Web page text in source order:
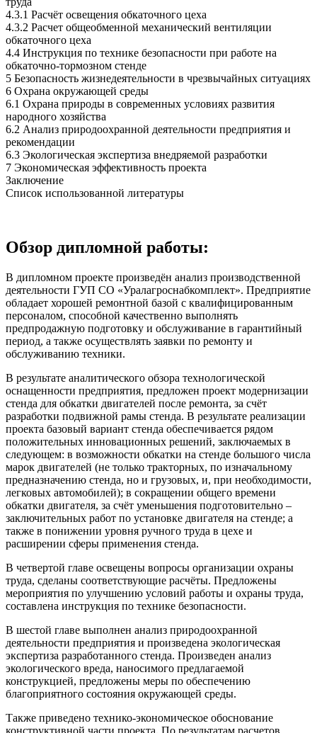
4.3.1 Расчёт освещения обкаточного цеха
4.3.2 Расчет общеобменной механический вентиляции
обкаточного цеха
4.4 Инструкция по технике безопасности при работе на
обкаточно-тормозном стенде
5 Безопасность жизнедеятельности в чрезвычайных ситуациях
6 Охрана окружающей среды
6.1 Охрана природы в современных условиях развития
народного хозяйства
6.2 Анализ природоохранной деятельности предприятия и
рекомендации
6.3 Экологическая экспертиза внедряемой разработки
7 Экономическая эффективность проекта
Заключение
Список использованной литературы
Обзор дипломной работы:
В дипломном проекте произведён анализ производственной
деятельности ГУП СО «Уралагроснабкомплект». Предприятие
обладает хорошей ремонтной базой с квалифицированным
персоналом, способной качественно выполнять
предпродажную подготовку и обслуживание в гарантийный
период, а также осуществлять заявки по ремонту и
обслуживанию техники.
В результате аналитического обзора технологической
оснащенности предприятия, предложен проект модернизации
стенда для обкатки двигателей после ремонта, за счёт
разработки подвижной рамы стенда. В результате реализации
проекта базовый вариант стенда обеспечивается рядом
положительных инновационных решений, заключаемых в
следующем: в возможности обкатки на стенде большого числа
марок двигателей (не только тракторных, по изначальному
предназначению стенда, но и грузовых, и, при необходимости,
легковых автомобилей); в сокращении общего времени
обкатки двигателя, за счёт уменьшения подготовительно –
заключительных работ по установке двигателя на стенде; а
также в понижении уровня ручного труда в цехе и
расширении сферы применения стенда.
В четвертой главе освещены вопросы организации охраны
труда, сделаны соответствующие расчёты. Предложены
мероприятия по улучшению условий работы и охраны труда,
составлена инструкция по технике безопасности.
В шестой главе выполнен анализ природоохранной
деятельности предприятия и произведена экологическая
экспертиза разработанного стенда. Произведен анализ
экологического вреда, наносимого предлагаемой
конструкцией, предложены меры по обеспечению
благоприятного состояния окружающей среды.
Также приведено технико-экономическое обоснование
конструктивной части проекта. По результатам расчетов